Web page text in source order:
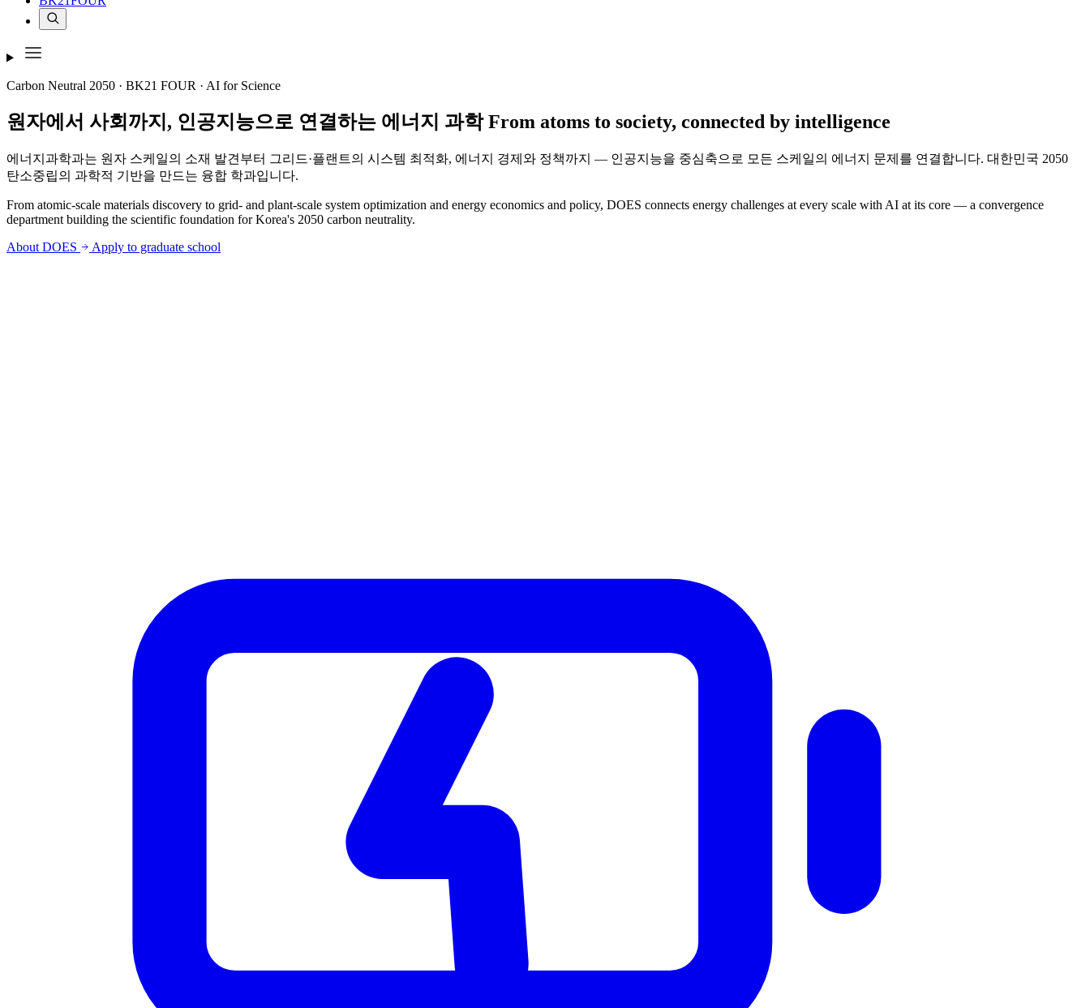
Carbon Neutral 2050 · BK21 FOUR · AI for Science
원자에서 사회까지, 인공지능으로 연결하는 에너지 과학From atoms to society, connected by intelligence
에너지과학과는 원자 스케일의 소재 발견부터 그리드·플랜트의 시스템 최적화, 에너지 경제와 정책까지 — 인공지능을 중심축으로 모든 스케일의 에너지 문제를 연결합니다. 대한민국 2050
탄소중립의 과학적 기반을 만드는 융합 학과입니다.
From atomic-scale materials discovery to grid- and plant-scale system optimization and energy economics and policy, DOES connects energy challenges at every scale with AI at its core — a convergence
department building the scientific foundation for Korea's 2050 carbon neutrality.
About DOES
Apply to graduate school